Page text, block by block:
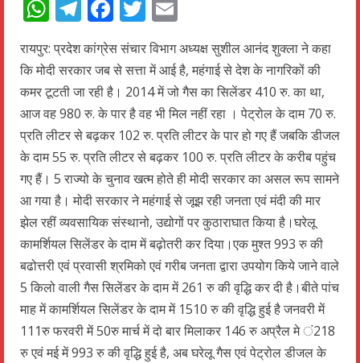
WhatsApp
Telegram
Facebook
Twitter
रायपुर: प्रदेश कांग्रेस संचार विभाग अध्यक्ष सुशील आनंद शुक्ला ने कहा
कि मोदी सरकार जब से सत्ता में आई है, महंगाई से देश के नागरिकों की
कमर टूटती जा रही है। 2014 में जो गैस का सिलेंडर 410 रु. का था,
आज वह 980 रु. के पार है वह भी मिल नहीं रहा । पेट्रोल के दाम 70 रु.
प्रति लीटर से बढ़कर 102 रु. प्रति लीटर के पार हो गए हैं जबकि डीजल
के दाम 55 रु. प्रति लीटर से बढ़कर 100 रु. प्रति लीटर के करीब पहुंच
गए हैं। 5 राज्यो के चुनाव खत्म होते ही मोदी सरकार का असल रूप सामने
आ गया है। मोदी सरकार ने महंगाई से जूझ रही जनता एवं मंदी की मार
झेल रहीं व्यवसायिक संस्थानो, उद्योगों पर कुठाराघात किया है।घरेलू
कामर्शियल सिलेंडर के दाम में बढ़ोतरी कर दिया।एक मुश्त 993 रु की
बढोत्तरी एवं प्रवासी श्रमिको एवं गरीब जनता द्वारा उपयोग किये जाने वाले
5 किलो वाली गैस सिलेंडर के दाम में 261 रु की वृद्धि कर दी है।बीते पांच
माह में कामर्शियल सिलेंडर के दाम में 1510 रु की वृद्धि हुई है जनवरी में
111रु फरवरी में 50रु मार्च में दो बार मिलाकर 146 रु अप्रैल मे ं218
रु एवं मई में 993 रु की वृद्धि हुई है, अब घरेलू गैस एवं पेट्रोल डीजल के